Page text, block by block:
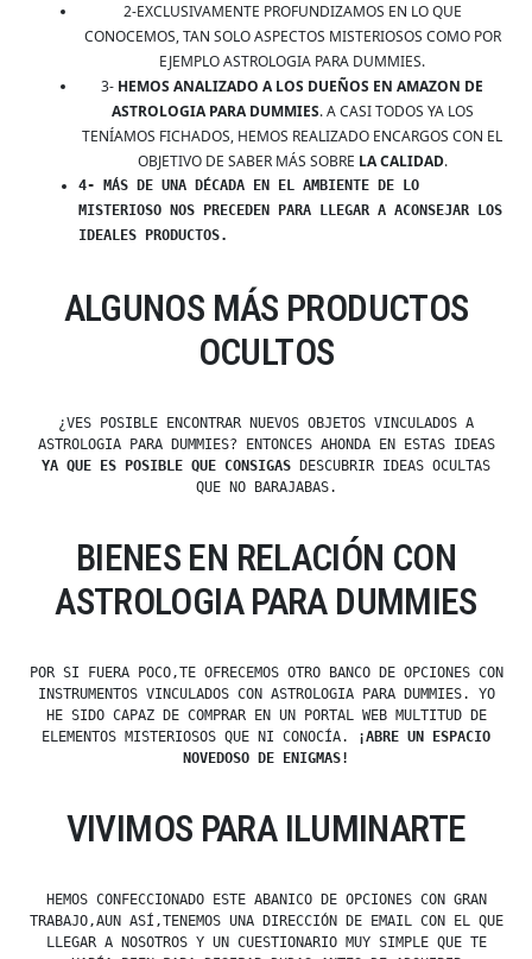
2-EXCLUSIVAMENTE PROFUNDIZAMOS EN LO QUE
CONOCEMOS, TAN SOLO ASPECTOS MISTERIOSOS COMO POR
EJEMPLO ASTROLOGIA PARA DUMMIES.
3- HEMOS ANALIZADO A LOS DUEÑOS EN AMAZON DE
ASTROLOGIA PARA DUMMIES. A CASI TODOS YA LOS
TENÍAMOS FICHADOS, HEMOS REALIZADO ENCARGOS CON EL
OBJETIVO DE SABER MÁS SOBRE LA CALIDAD.
4- MÁS DE UNA DÉCADA EN EL AMBIENTE DE LO
MISTERIOSO NOS PRECEDEN PARA LLEGAR A ACONSEJAR LOS
IDEALES PRODUCTOS.
ALGUNOS MÁS PRODUCTOS
OCULTOS
¿VES POSIBLE ENCONTRAR NUEVOS OBJETOS VINCULADOS A
ASTROLOGIA PARA DUMMIES? ENTONCES AHONDA EN ESTAS IDEAS
YA QUE ES POSIBLE QUE CONSIGAS DESCUBRIR IDEAS OCULTAS
QUE NO BARAJABAS.
BIENES EN RELACIÓN CON
ASTROLOGIA PARA DUMMIES
POR SI FUERA POCO,TE OFRECEMOS OTRO BANCO DE OPCIONES CON
INSTRUMENTOS VINCULADOS CON ASTROLOGIA PARA DUMMIES. YO
HE SIDO CAPAZ DE COMPRAR EN UN PORTAL WEB MULTITUD DE
ELEMENTOS MISTERIOSOS QUE NI CONOCÍA.
¡ABRE UN ESPACIO
NOVEDOSO DE ENIGMAS!
VIVIMOS PARA ILUMINARTE
HEMOS CONFECCIONADO ESTE ABANICO DE OPCIONES CON GRAN
TRABAJO,AUN ASÍ,TENEMOS UNA DIRECCIÓN DE EMAIL CON EL QUE
LLEGAR A NOSOTROS Y UN CUESTIONARIO MUY SIMPLE QUE TE